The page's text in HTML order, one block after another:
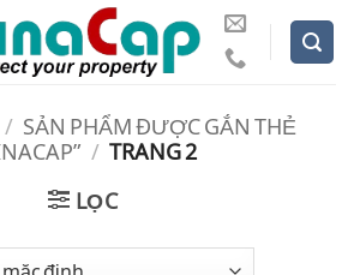
/ SẢN PHẨM ĐƯỢC GẮN THẺ
/ TRANG 2
LỌC